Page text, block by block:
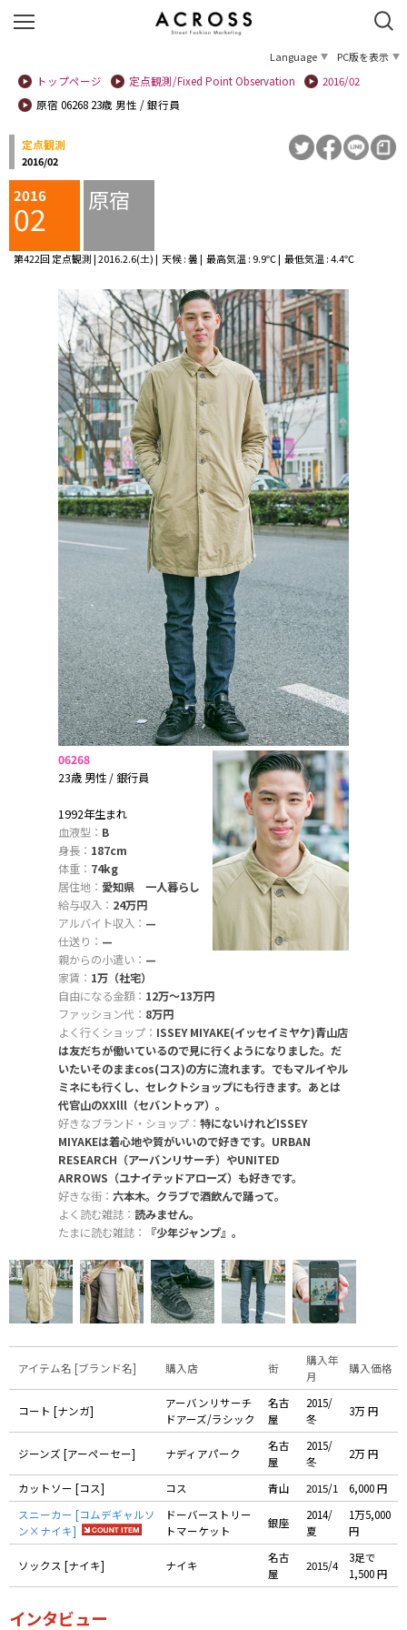
Language
PC版を表示
トップページ
定点観測/Fixed Point Observation
2016/02
原宿 06268 23歳 男性 / 銀行員
定点観測
2016/02
2016
02 原宿
第422回 定点観測 | 2016.2.6(土) | 天候 : 曇 | 最高気温 : 9.9℃ | 最低気温 : 4.4℃
06268
23歳 男性 / 銀行員
1992年生まれ
血液型： B
身長： 187cm
体重： 74kg
居住地： 愛知県 一人暮らし
給与収入： 24万円
アルバイト収入： —
仕送り： —
親からの小遣い： —
家賃： 1万（社宅）
自由になる金額： 12万〜13万円
ファッション代： 8万円
よく行くショップ： ISSEY MIYAKE(イッセイミヤケ)青山店
は友だちが働いているので見に行くようになりました。だ
いたいそのままcos(コス)の方に流れます。でもマルイやル
ミネにも行くし、セレクトショップにも行きます。あとは
代官山のXXlll（セバントゥア）。
好きなブランド・ショップ： 特にないけれどISSEY
MIYAKEは着心地や質がいいので好きです。URBAN
RESEARCH（アーバンリサーチ）やUNITED
ARROWS（ユナイテッドアローズ）も好きです。
好きな街： 六本木。クラブで酒飲んで踊って。
よく読む雑誌： 読みません。
たまに読む雑誌：
『少年ジャンプ』。
アイテム名 [ブランド名] 購入店 街
購入年
月
購入価格
コート [ナンガ]
アーバンリサーチ
ドアーズ/ラシック
名古
屋
2015/
冬
3万 円
ジーンズ [アーペーセー] ナディアパーク
名古
屋
2015/
冬
2万 円
カットソー [コス] コス 青山 2015/1
6,000 円
スニーカー [コムデギャルソ
ン×ナイキ]
ドーバーストリー
トマーケット
銀座
2014/
夏
1万5,000
円
ソックス [ナイキ] ナイキ
名古
屋
2015/4
3足で
1,500 円
インタビュー